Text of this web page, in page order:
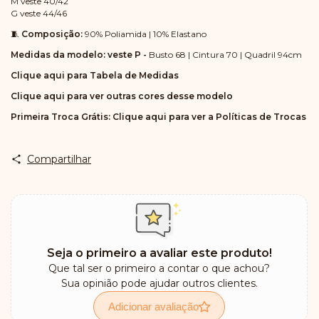
G veste 44/46
🧵 Composição: 90% Poliamida | 10% Elastano
Medidas da modelo: veste P - Busto 68 | Cintura 70 | Quadril 94cm
Clique aqui para Tabela de Medidas
Clique aqui para ver outras cores desse modelo
Primeira Troca Grátis: Clique aqui para ver a Políticas de Trocas
Compartilhar
Seja o primeiro a avaliar este produto!
Que tal ser o primeiro a contar o que achou?
Sua opinião pode ajudar outros clientes.
Adicionar avaliação